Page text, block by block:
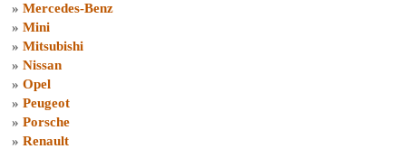
» Mercedes-Benz
» Mini
» Mitsubishi
» Nissan
» Opel
» Peugeot
» Porsche
» Renault